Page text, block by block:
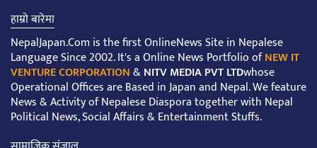
हाम्रो बारेमा
NepalJapan.Com is the first OnlineNews Site in Nepalese
Language Since 2002. It's a Online News Portfolio ofNEW IT
VENTURE CORPORATION&NITV MEDIA PVT LTDwhose
Operational Offices are Based in Japan and Nepal. We feature
News & Activity of Nepalese Diaspora together with Nepal
Political News, Social Affairs & Entertainment Stuffs.